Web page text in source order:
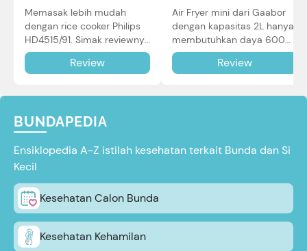
Memasak lebih mudah
dengan rice cooker Philips
HD4515/91. Simak reviewnya
di sini.
Review
Air Fryer mini dari Gaabor
dengan kapasitas 2L hanya
membutuhkan daya 600W
dalam pemakaian. Simak
review selengkapnya di sini.
Review
BUNDAPEDIA
Ensiklopedia A-Z istilah kesehatan terkait Bunda dan Si
Kecil
Kesehatan Calon Bunda
Kesehatan Kehamilan